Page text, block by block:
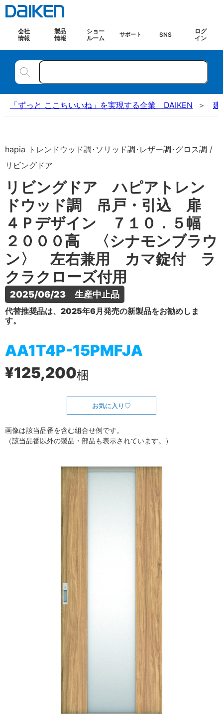
会社
情報
製品
情報
ショー
ルーム
サポート SNS
ログ
イン
「ずっと ここちいいね」を実現する企業 DAIKEN 建
hapia トレンドウッド調･ソリッド調･レザー調･グロス調 /
リビングドア
リビングドア ハピアトレン
ドウッド調 吊戸・引込 扉
４Ｐデザイン ７１０．５幅
２０００高 〈シナモンブラウ
ン〉 左右兼用 カマ錠付 ラ
クラクローズ付用
2025/06/23　生産中止品
代替推奨品は、2025年6月発売の新製品をお勧めしま
す。
AA1T4P-15PMFJA
¥125,200梱
お気に入り
画像は該当品番を含む組合せ例です。
（該当品番以外の製品・部品も表示されています。）